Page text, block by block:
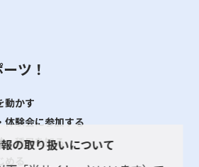
ツ！
動かす
体験会に参加する
・種目を知る
る
の取り扱いについて